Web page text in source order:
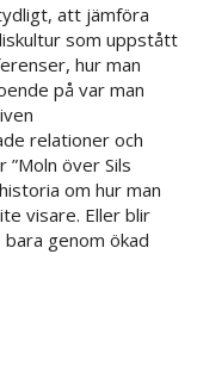
att jämföra
som uppstått
hur man
på var man
relationer och
”Moln över Sils
om hur man
visare. Eller blir
genom ökad